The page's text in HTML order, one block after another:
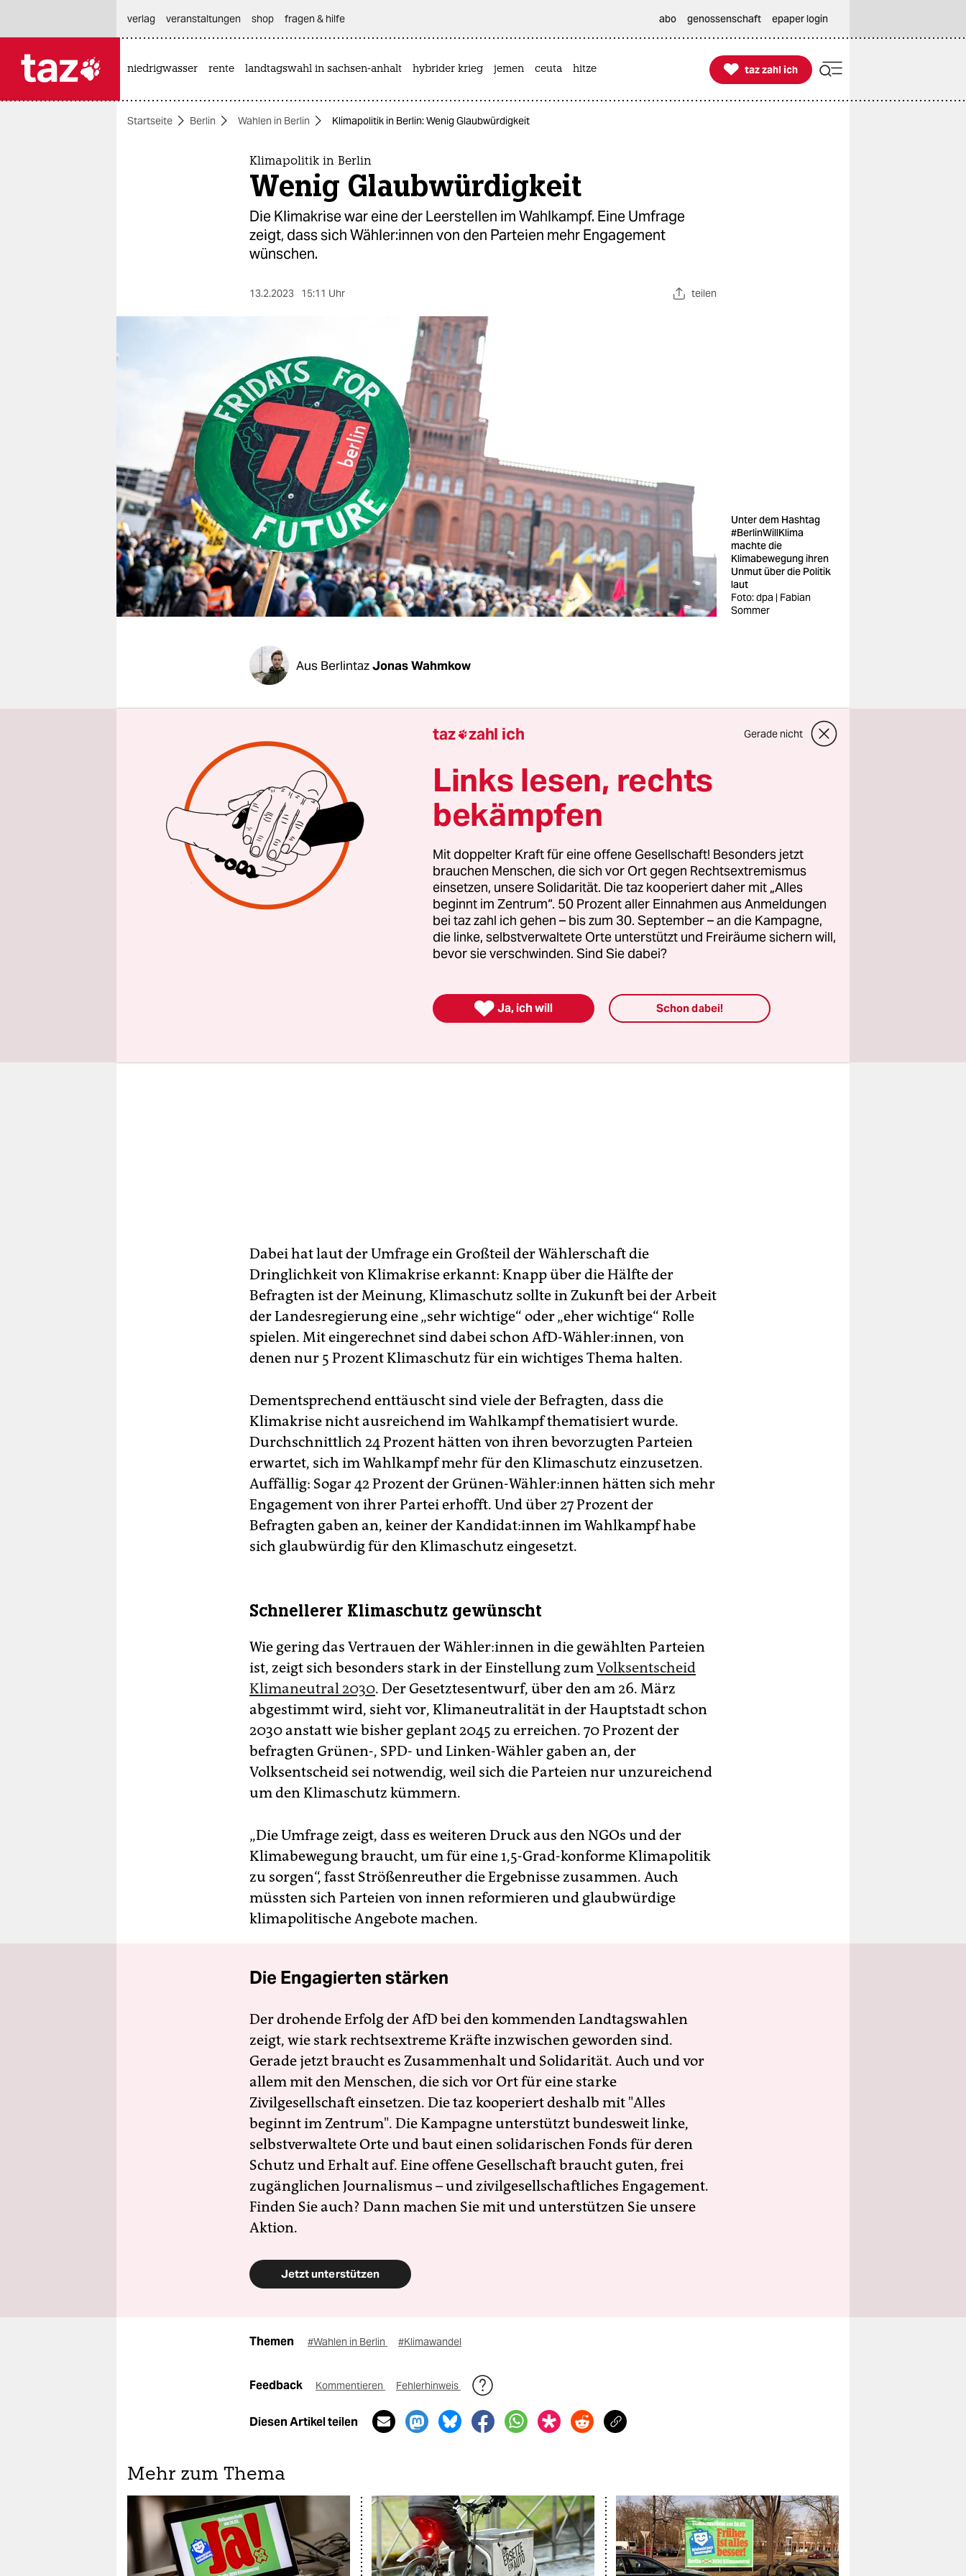
themen
veranstaltungen
shop
fragen & hilfe
unterstützen
abo
genossenschaft
verlag
veranstaltungen shop fragen & hilfe abo genossenschaft epaper login
niedrigwasser rente landtagswahl in sachsen-anhalt hybrider krieg jemen ceuta hitze 
taz zahl ich
taz zahl ich
Startseite Berlin Wahlen in Berlin Klimapolitik in Berlin: Wenig Glaubwürdigkeit
Klimapolitik in Berlin
Wenig Glaubwürdigkeit
Die Klimakrise war eine der Leerstellen im Wahlkampf. Eine Umfrage
zeigt, dass sich Wäh­le­r:in­nen von den Parteien mehr Engagement
wünschen.
13.2.2023 15:11 Uhr teilen
Unter dem Hashtag
#BerlinWillKlima
machte die
Klimabewegung ihren
Unmut über die Politik
laut
Foto: dpa | Fabian
Sommer
Aus BerlintazJonas Wahmkow
Viele Wäh­le­r:in­nen trauen den im Abgeordnetenhaus vertretenen
Parteien nicht zu, die Herausforderungen der Klimakrise bewältigen
zu können. Das legen die Ergebnisse einer repräsentativen Umfrage
nahe, deren Ergebnisse am Sonntag von der Initiative Clevere Städte
des Klima- und Verkehrslobbyisten Heinrich Strößenreuter
veröffentlicht wurden.
So zweifelten im Schnitt 40 Prozent der Befragten an der Kompetenz
der von ihnen gewählten Partei, die Verkehrswende voranbringen zu
können. Ein ähnliches Bild zeigte sich bei der Energiewende: Hier
trauten sogar 44 Prozent ihrer Parteipräferenz nicht zu, den Ausbau
erneuerbarer Energien beschleunigen zu können.
Dabei hat laut der Umfrage ein Großteil der Wählerschaft die
Dringlichkeit von Klimakrise erkannt: Knapp über die Hälfte der
Befragten ist der Meinung, Klimaschutz sollte in Zukunft bei der Arbeit
der Landesregierung eine „sehr wichtige“ oder „eher wichtige“ Rolle
spielen. Mit eingerechnet sind dabei schon AfD-Wähler:innen, von
denen nur 5 Prozent Klimaschutz für ein wichtiges Thema halten.
Dementsprechend enttäuscht sind viele der Befragten, dass die
Klimakrise nicht ausreichend im Wahlkampf thematisiert wurde.
Durchschnittlich 24 Prozent hätten von ihren bevorzugten Parteien
erwartet, sich im Wahlkampf mehr für den Klimaschutz einzusetzen.
Auffällig: Sogar 42 Prozent der Grü­nen­-Wäh­le­r:in­nen hätten sich mehr
Engagement von ihrer Partei erhofft. Und über 27 Prozent der
Befragten gaben an, keiner der Kan­di­da­t:in­nen im Wahlkampf habe
sich glaubwürdig für den Klimaschutz eingesetzt.
Schnellerer Klimaschutz gewünscht
Wie gering das Vertrauen der Wäh­le­r:in­nen in die gewählten Parteien
ist, zeigt sich besonders stark in der Einstellung zumVolksentscheid
Klimaneutral 2030. Der Gesetztesentwurf, über den am 26. März
abgestimmt wird, sieht vor, Klimaneutralität in der Hauptstadt schon
2030 anstatt wie bisher geplant 2045 zu erreichen. 70 Prozent der
befragten Grünen-, SPD- und Linken-Wähler gaben an, der
Volksentscheid sei notwendig, weil sich die Parteien nur unzureichend
um den Klimaschutz kümmern.
„Die Umfrage zeigt, dass es weiteren Druck aus den NGOs und der
Klimabewegung braucht, um für eine 1,5-Grad-konforme Klimapolitik
zu sorgen“, fasst Strößenreuther die Ergebnisse zusammen. Auch
müssten sich Parteien von innen reformieren und glaubwürdige
klimapolitische Angebote machen.
Die Engagierten stärken
Der drohende Erfolg der AfD bei den kommenden Landtagswahlen
zeigt, wie stark rechtsextreme Kräfte inzwischen geworden sind.
Gerade jetzt braucht es Zusammenhalt und Solidarität. Auch und vor
allem mit den Menschen, die sich vor Ort für eine starke
Zivilgesellschaft einsetzen. Die taz kooperiert deshalb mit "Alles
beginnt im Zentrum". Die Kampagne unterstützt bundesweit linke,
selbstverwaltete Orte und baut einen solidarischen Fonds für deren
Schutz und Erhalt auf. Eine offene Gesellschaft braucht guten, frei
zugänglichen Journalismus – und zivilgesellschaftliches Engagement.
Finden Sie auch? Dann machen Sie mit und unterstützen Sie unsere
Aktion.
Jetzt unterstützen
Themen #Wahlen in Berlin #Klimawandel
Feedback Kommentieren Fehlerhinweis
Diesen Artikel teilen
Mehr zum Thema
taz zahl ich Gerade nicht
Links lesen, rechts
bekämpfen
Mit doppelter Kraft für eine offene Gesellschaft! Besonders jetzt
brauchen Menschen, die sich vor Ort gegen Rechtsextremismus
einsetzen, unsere Solidarität. Die taz kooperiert daher mit „Alles
beginnt im Zentrum“. 50 Prozent aller Einnahmen aus Anmeldungen
bei taz zahl ich gehen – bis zum 30. September – an die Kampagne,
die linke, selbstverwaltete Orte unterstützt und Freiräume sichern will,
bevor sie verschwinden. Sind Sie dabei?
 Ja, ich will Schon dabei!